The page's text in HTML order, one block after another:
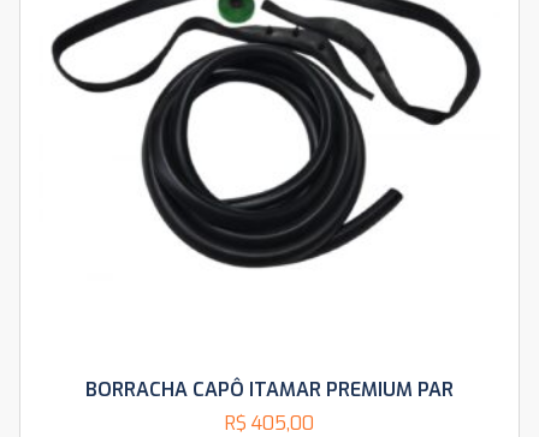
BORRACHA CAPÔ ITAMAR PREMIUM PAR
R$ 405,00